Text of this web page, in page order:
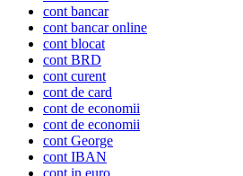
cont bancar
cont bancar online
cont blocat
cont BRD
cont curent
cont de card
cont de economii
cont de economii
cont George
cont IBAN
cont in euro